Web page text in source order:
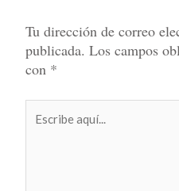
Tu dirección de correo
publicada. Los campos
con *
aquí...